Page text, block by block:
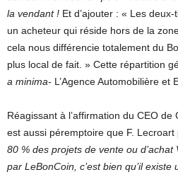
la vendant ! Et d’ajouter : « Les
un acheteur qui réside hors de la
cela nous différencie totalement du
plus local de fait. » Cette répartition
a minima- L’Agence Automobilière et
Réagissant à l’affirmation du CEO
est aussi péremptoire que F. Lecroart
80 % des projets de vente ou
par LeBonCoin, c’est bien qu’il existe